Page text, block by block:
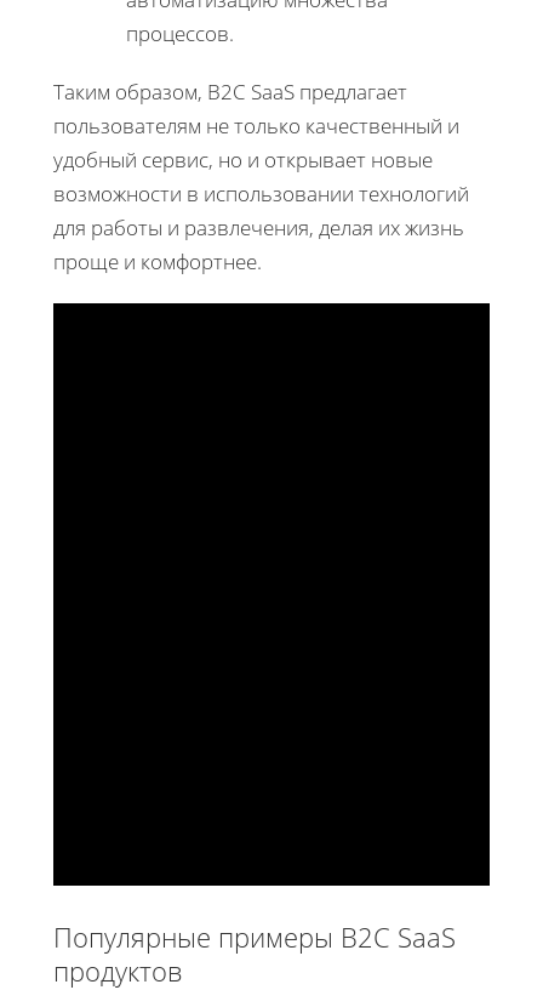
процессов.
Таким образом, B2C SaaS предлагает
пользователям не только качественный и
удобный сервис, но и открывает новые
возможности в использовании технологий
для работы и развлечения, делая их жизнь
проще и комфортнее.
Популярные примеры B2C SaaS
продуктов